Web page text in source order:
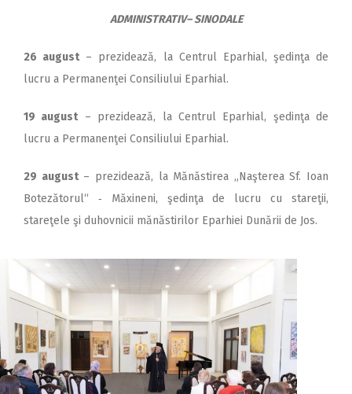
ADMINISTRATIV– SINODALE
26 august– prezidează, la Centrul Eparhial, şedinţa de
lucru a Permanenţei Consiliului Eparhial.
19 august– prezidează, la Centrul Eparhial, şedinţa de
lucru a Permanenţei Consiliului Eparhial.
29 august– prezidează, la Mănăstirea „Naşterea Sf. Ioan
Botezătorul“ ‑ Măxineni, şedinţa de lucru cu stareţii,
stareţele şi duhovnicii mănăstirilor Eparhiei Dunării de Jos.